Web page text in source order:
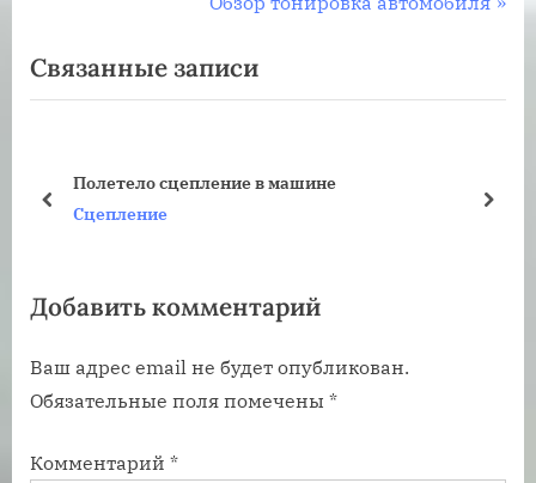
ы
д
а
а
и
с
:
е
д
з
п
и
Связанные записи
Полетело сцепление в машине
Сцепление
пред
Добавить комментарий
Ваш адрес email не будет опубликован.
Обязательные поля помечены *
Комментарий *